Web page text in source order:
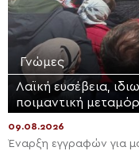
Γνώμες
Λαϊκή ευσέβεια,
ποιμαντική
09.08.2026
Έναρξη εγγραφών για